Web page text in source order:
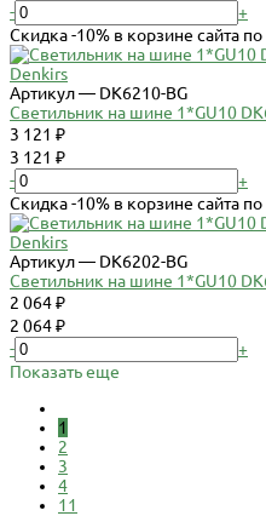
-
+
Скидка -10% в корзине сайта
Артикул — DK6210-BG
Светильник на шине 1*GU10
3 121 ₽
3 121 ₽
-
+
Скидка -10% в корзине сайта
Артикул — DK6202-BG
Светильник на шине 1*GU10
2 064 ₽
2 064 ₽
-
+
Показать еще
1
2
3
4
11